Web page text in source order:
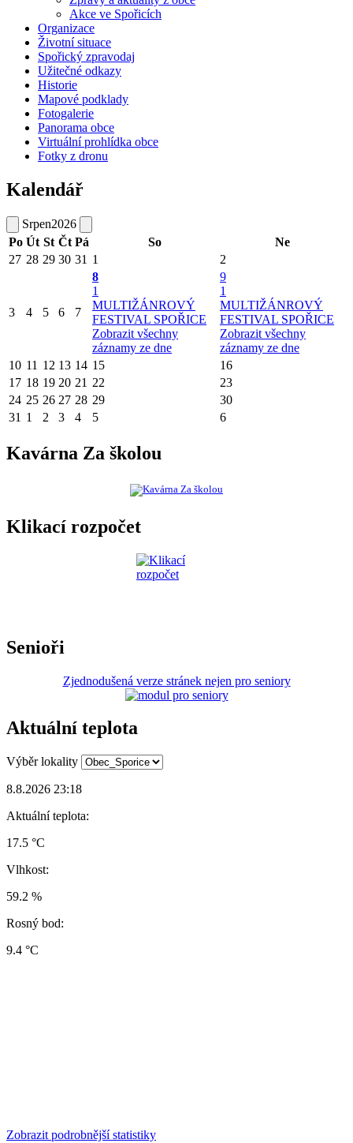
Akce ve Spořicích
Organizace
Životní situace
Spořický zpravodaj
Užitečné odkazy
Historie
Mapové podklady
Fotogalerie
Panorama obce
Virtuální prohlídka obce
Fotky z dronu
Kalendář
Srpen2026
Po Út St Čt Pá So
Ne
27 28 29 30 31 1 2
3 4 5 6 7
8
1
MULTIŽÁNROVÝ
FESTIVAL SPOŘICE
Zobrazit všechny
záznamy ze dne
9
1
MULTIŽÁNROVÝ
FESTIVAL SPOŘICE
Zobrazit všechny
záznamy ze dne
10 11 12 13 14 15
16
17 18 19 20 21 22
23
24 25 26 27 28 29
30
31 1 2 3 4 5 6
Kavárna Za školou
Klikací rozpočet
Senioři
Zjednodušená verze stránek nejen pro seniory
Aktuální teplota
Výběr lokality
8.8.2026 23:18
Aktuální teplota:
17.5 °C
Vlhkost:
59.2 %
Rosný bod:
9.4 °C
Zobrazit podrobnější statistiky